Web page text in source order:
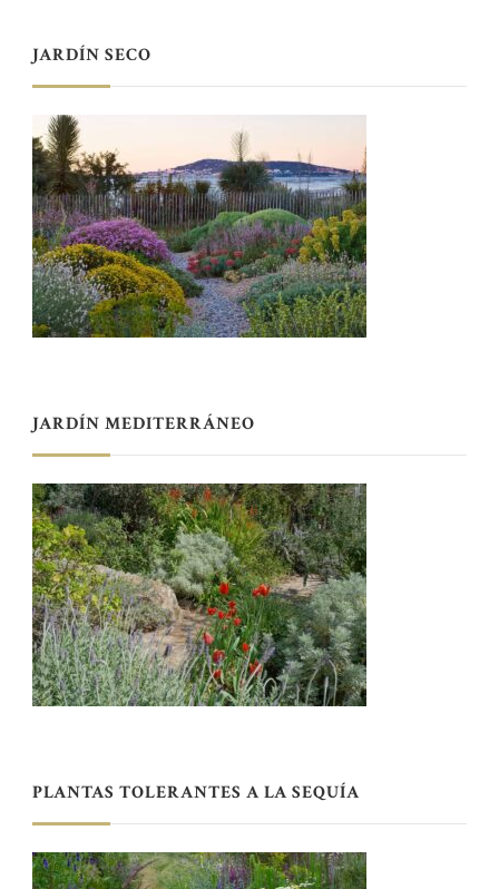
JARDÍN SECO
JARDÍN MEDITERRÁNEO
PLANTAS TOLERANTES A LA SEQUÍA